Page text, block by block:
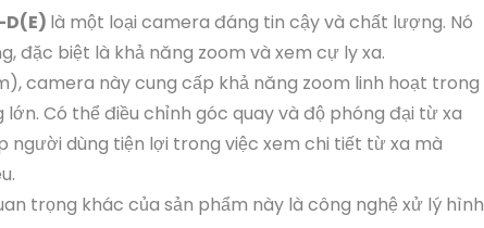
D(E) là một loại camera đáng tin cậy và chất lượng. Nó
đặc biệt là khả năng zoom và xem cự ly xa.
camera này cung cấp khả năng zoom linh hoạt trong
Có thể điều chỉnh góc quay và độ phóng đại từ xa
người dùng tiện lợi trong việc xem chi tiết từ xa mà
trọng khác của sản phẩm này là công nghệ xử lý hình